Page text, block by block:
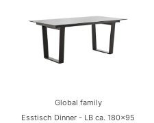
Global family
Esstisch Dinner - LB ca. 180x95